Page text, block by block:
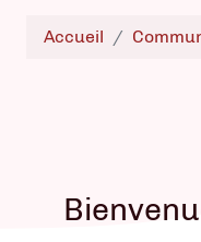
Accueil